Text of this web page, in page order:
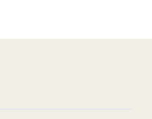
身心科醫生，並且重新
於心身疾病的臨床診療，